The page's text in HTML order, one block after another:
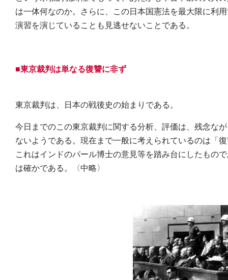
は一体何なのか。さらに、この日本国憲法を最大限に利
演習を演じていることも見逃せないことである。
■東京裁判は単なる復讐に非ず
東京裁判は、日本の戦後史の始まりである。
今日までのこの東京裁判に関する分析、評価は、残念な
ないようである。現在まで一般に考えられているのは「
これはインドのパール博士の意見等を踏み台にしたもの
は確かである。〈中略〉